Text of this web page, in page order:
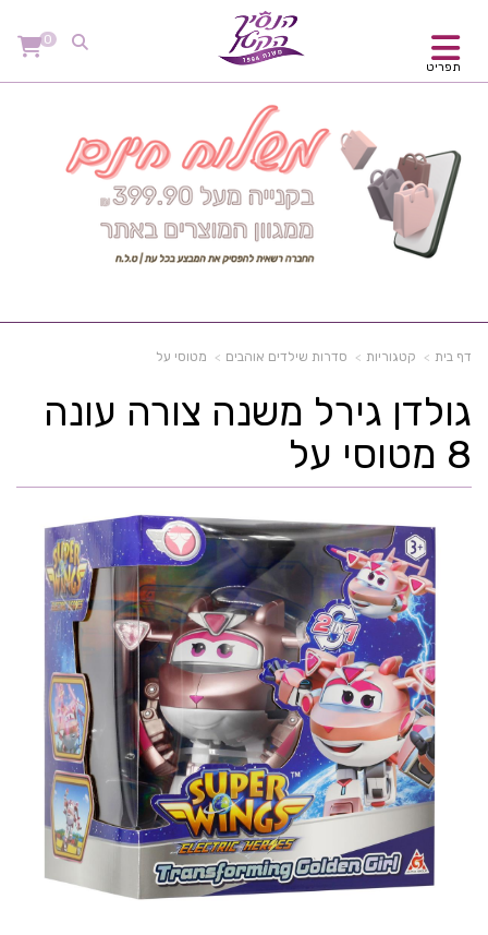
תפריט
0
דף בית קטגוריות סדרות שילדים אוהבים מטוסי על
גולדן גירל משנה צורה עונה
8 מטוסי על